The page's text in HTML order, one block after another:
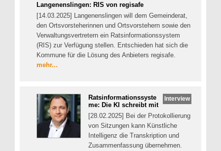
Langenenslingen: RIS von regisafe
[14.03.2025] Langenenslingen will dem Gemeinderat,
den Ortsvorsteherinnen und Ortsvorstehern sowie den
Verwaltungsvertretern ein Ratsinformationssystem
(RIS) zur Verfügung stellen. Entschieden hat sich die
Kommune für die Lösung des Anbieters regisafe.
mehr...
Interview
Ratsinformationssyste
me: Die KI schreibt mit
[28.02.2025] Bei der Protokollierung
von Sitzungen kann Künstliche
Intelligenz die Transkription und
Zusammenfassung übernehmen.